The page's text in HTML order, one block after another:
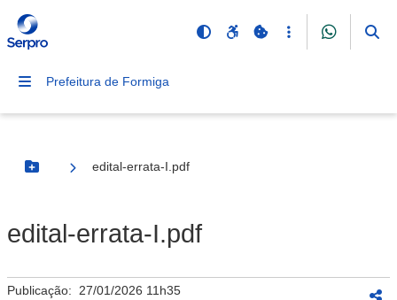
Prefeitura de Formiga
Botão Menu
edital-errata-I.pdf
edital-errata-I.pdf
Publicação: 27/01/2026 11h35